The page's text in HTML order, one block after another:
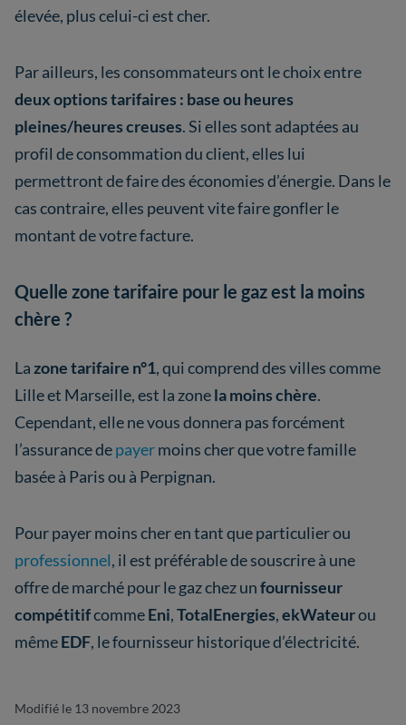
élevée, plus celui-ci est cher.
Par ailleurs, les consommateurs ont le choix entre
deux options tarifaires : base ou heures
pleines/heures creuses. Si elles sont adaptées au
profil de consommation du client, elles lui
permettront de faire des économies d’énergie. Dans le
cas contraire, elles peuvent vite faire gonfler le
montant de votre facture.
Quelle zone tarifaire pour le gaz est la moins
chère ?
La zone tarifaire n°1, qui comprend des villes comme
Lille et Marseille, est la zonela moins chère.
Cependant, elle ne vous donnera pas forcément
l’assurance depayermoins cher que votre famille
basée à Paris ou à Perpignan.
Pour payer moins cher en tant que particulier ou
professionnel, il est préférable de souscrire à une
offre de marché pour le gaz chez unfournisseur
compétitifcommeEni,TotalEnergies,ekWateurou
mêmeEDF, le fournisseur historique d’électricité.
Modifié le 13 novembre 2023